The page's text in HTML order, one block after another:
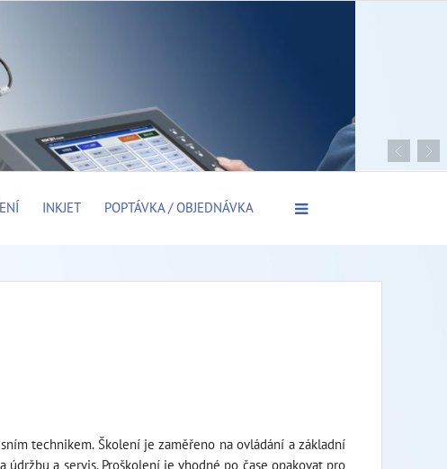
INKJET POPTÁVKA / OBJEDNÁVKA
technikem. Školení je zaměřeno na ovládání a základní
a servis. Proškolení je vhodné po čase opakovat pro